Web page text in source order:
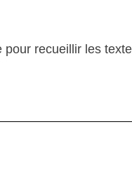
recueillir les